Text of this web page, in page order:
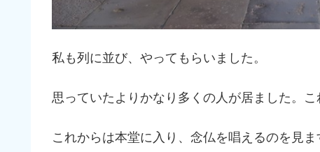
私も列に並び、やってもらいました。
思っていたよりかなり多くの人が居ました。こ
これからは本堂に入り、念仏を唱えるのを見ま